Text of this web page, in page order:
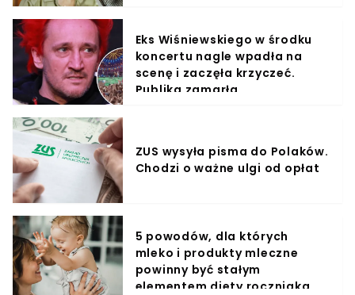
Eks Wiśniewskiego w środku
koncertu nagle wpadła na
scenę i zaczęła krzyczeć.
Publika zamarła
ZUS wysyła pisma do Polaków.
Chodzi o ważne ulgi od opłat
5 powodów, dla których
mleko i produkty mleczne
powinny być stałym
elementem diety roczniaka